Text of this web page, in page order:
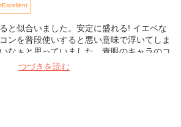
と似合いました。安定に盛れる! イエベな
ンを普段使いすると悪い意味で浮いてしま
なぁと思っていました。青眼のキャラのコ
い、エティア(の緑色や紫)のカラコンが好
眼に挑戦してみたら、めちゃくちゃ可愛か
それだけの価値あります。 発色がめちゃく
と人間味が少ないというか少し怖さはあり
つづきを読む